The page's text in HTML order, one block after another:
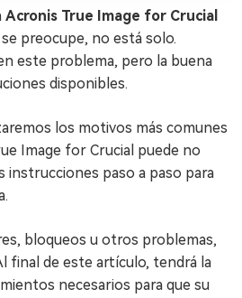
Acronis True Image for Crucial
preocupe, no está solo.
este problema, pero la buena
disponibles.
los motivos más comunes
Image for Crucial puede no
instrucciones paso a paso para
bloqueos u otros problemas,
final de este artículo, tendrá la
necesarios para que su